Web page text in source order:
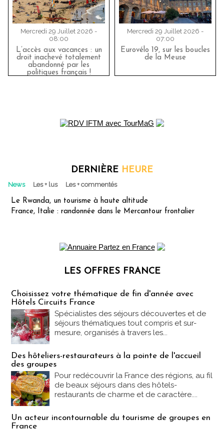
Mercredi 29 Juillet 2026 -
08:00
L’accès aux vacances : un
droit inachevé totalement
abandonné par les
politiques français !
Mercredi 29 Juillet 2026 -
07:00
Eurovélo 19, sur les boucles
de la Meuse
DERNIÈRE HEURE
News Les + lus Les + commentés
Le Rwanda, un tourisme à haute altitude
France, Italie : randonnée dans le Mercantour frontalier
LES OFFRES FRANCE
Choisissez votre thématique de fin d'année avec
Hôtels Circuits France
Spécialistes des séjours découvertes et de
séjours thématiques tout compris et sur-
mesure, organisés à travers les...
Des hôteliers-restaurateurs à la pointe de l'accueil
des groupes
Pour redécouvrir la France des régions, au fil
de beaux séjours dans des hôtels-
restaurants de charme et de caractère....
Un acteur incontournable du tourisme de groupes en
France